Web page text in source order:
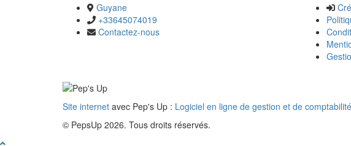
Guyane
+33645074019
Contactez-nous
Site internet avec Pep's Up : Logiciel en ligne de gestion et de
© PepsUp 2026. Tous droits réservés.